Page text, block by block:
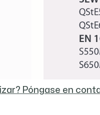
Póngase en